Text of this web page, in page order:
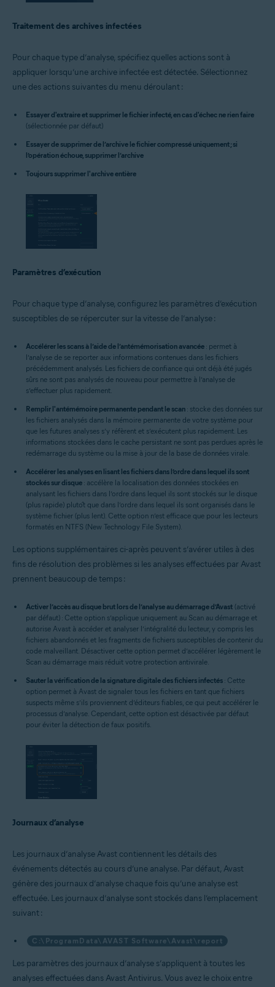
Traitement des archives infectées
Pour chaque type d’analyse, spécifiez quelles actions sont à
appliquer lorsqu’une archive infectée est détectée. Sélectionnez
une des actions suivantes du menu déroulant :
Essayer d'extraire et supprimer le fichier infecté, en cas d'échec ne rien faire
(sélectionnée par défaut)
Essayer de supprimer de l’archive le fichier compressé uniquement ; si
l’opération échoue, supprimer l’archive
Toujours supprimer l'archive entière
Paramètres d’exécution
Pour chaque type d’analyse, configurez les paramètres d’exécution
susceptibles de se répercuter sur la vitesse de l’analyse :
Accélérer les scans à l’aide de l’antémémorisation avancée : permet à
l’analyse de se reporter aux informations contenues dans les fichiers
précédemment analysés. Les fichiers de confiance qui ont déjà été jugés
sûrs ne sont pas analysés de nouveau pour permettre à l’analyse de
s’effectuer plus rapidement.
Remplir l'antémémoire permanente pendant le scan : stocke des données sur
les fichiers analysés dans la mémoire permanente de votre système pour
que les futures analyses s’y réfèrent et s’exécutent plus rapidement. Les
informations stockées dans le cache persistant ne sont pas perdues après le
redémarrage du système ou la mise à jour de la base de données virale.
Accélérer les analyses en lisant les fichiers dans l’ordre dans lequel ils sont
stockés sur disque : accélère la localisation des données stockées en
analysant les fichiers dans l’ordre dans lequel ils sont stockés sur le disque
(plus rapide) plutôt que dans l’ordre dans lequel ils sont organisés dans le
système fichier (plus lent). Cette option n’est efficace que pour les lecteurs
formatés en NTFS (New Technology File System).
Les options supplémentaires ci-après peuvent s’avérer utiles à des
fins de résolution des problèmes si les analyses effectuées par Avast
prennent beaucoup de temps :
Activer l’accès au disque brut lors de l’analyse au démarrage d’Avast (activé
par défaut) : Cette option s’applique uniquement au Scan au démarrage et
autorise Avast à accéder et analyser l’intégralité du lecteur, y compris les
fichiers abandonnés et les fragments de fichiers susceptibles de contenir du
code malveillant. Désactiver cette option permet d’accélérer légèrement le
Scan au démarrage mais réduit votre protection antivirale.
Sauter la vérification de la signature digitale des fichiers infectés : Cette
option permet à Avast de signaler tous les fichiers en tant que fichiers
suspects même s’ils proviennent d’éditeurs fiables, ce qui peut accélérer le
processus d’analyse. Cependant, cette option est désactivée par défaut
pour éviter la détection de faux positifs.
Journaux d’analyse
Les journaux d’analyse Avast contiennent les détails des
événements détectés au cours d’une analyse. Par défaut, Avast
génère des journaux d’analyse chaque fois qu’une analyse est
effectuée. Les journaux d’analyse sont stockés dans l’emplacement
suivant :
C:\ProgramData\AVAST Software\Avast\report
Les paramètres des journaux d’analyse s’appliquent à toutes les
analyses effectuées dans Avast Antivirus. Vous avez le choix entre